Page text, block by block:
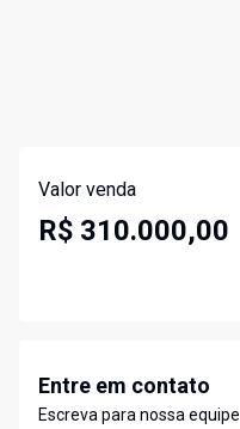
Valor venda
R$ 310.000,00
Entre em contato
Escreva para nossa equipe